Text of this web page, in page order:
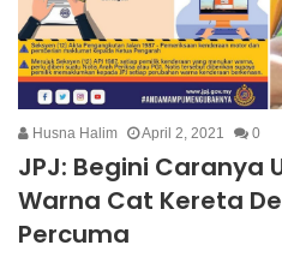
Husna Halim April 2, 2021 0
JPJ: Begini Caranya
Warna Cat Kereta
Percuma